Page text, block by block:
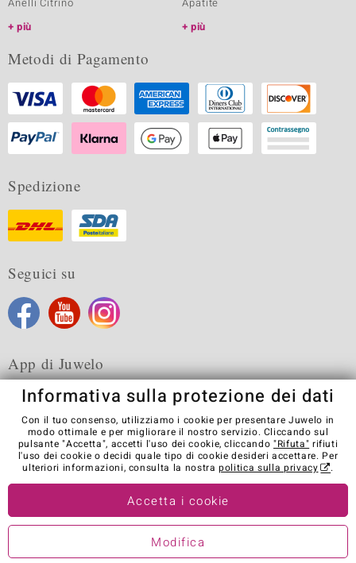
più
più
Metodi di Pagamento
Spedizione
Seguici su
App di Juwelo
Condizioni generali di vendita Informativa Privacy
Cookies
Note legali
Contatti
Recedere dal contratto
Visit our stores in other countries:
© Juwelo Deutschland GmbH (societá controllata dalla Elumeo SE)
Informativa sulla protezione dei dati
Con il tuo consenso, utilizziamo i cookie per presentare Juwelo in
modo ottimale e per migliorare il nostro servizio. Cliccando sul
pulsante "Accetta", accetti l'uso dei cookie, cliccando "Rifuta" rifiuti
l'uso dei cookie o decidi quale tipo di cookie desideri accettare. Per
ulteriori informazioni, consulta la nostrapolitica sulla privacy .
Accetta i cookie
Modifica